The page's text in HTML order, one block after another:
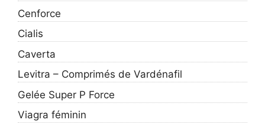
Cenforce
Cialis
Caverta
Levitra – Comprimés de Vardénafil
Gelée Super P Force
Viagra féminin